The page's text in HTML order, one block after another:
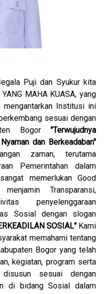
Puji dan Syukur kita
MAHA KUASA, yang
mengantarkan Institusi ini
sesuai dengan
Bogor "Terwujudnya
dan Berkeadaban"
zaman, terutama
Pemerintahan dalam
memerlukan Good
Transparansi,
penyelenggaraan
Sosial dengan slogan
SOSIAL" Kami
memahami tentang
Bogor yang telah
kegiatan, program serta
sesuai dengan
di bidang Sosial dalam